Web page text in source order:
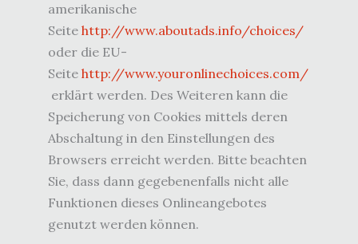
amerikanische
Seite http://www.aboutads.info/choices/
oder die EU-
Seite http://www.youronlinechoices.com/
erklärt werden. Des Weiteren kann die
Speicherung von Cookies mittels deren
Abschaltung in den Einstellungen des
Browsers erreicht werden. Bitte beachten
Sie, dass dann gegebenenfalls nicht alle
Funktionen dieses Onlineangebotes
genutzt werden können.